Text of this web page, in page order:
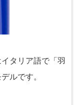
タリア語で「羽
ルです。